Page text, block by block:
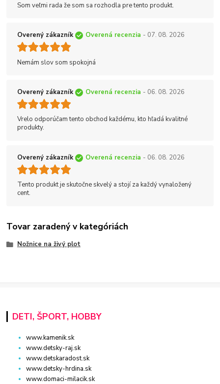
Som veľmi rada že som sa rozhodla pre tento produkt.
Overený zákazník Overená recenzia - 07. 08. 2026
Nemám slov som spokojná
Overený zákazník Overená recenzia - 06. 08. 2026
Vrelo odporúčam tento obchod každému, kto hľadá kvalitné
produkty.
Overený zákazník Overená recenzia - 06. 08. 2026
Tento produkt je skutočne skvelý a stojí za každý vynaložený
cent.
Tovar zaradený v kategóriách
Nožnice na živý plot
DETI, ŠPORT, HOBBY
www.kamenik.sk
www.detsky-raj.sk
www.detskaradost.sk
www.detsky-hrdina.sk
www.domaci-milacik.sk